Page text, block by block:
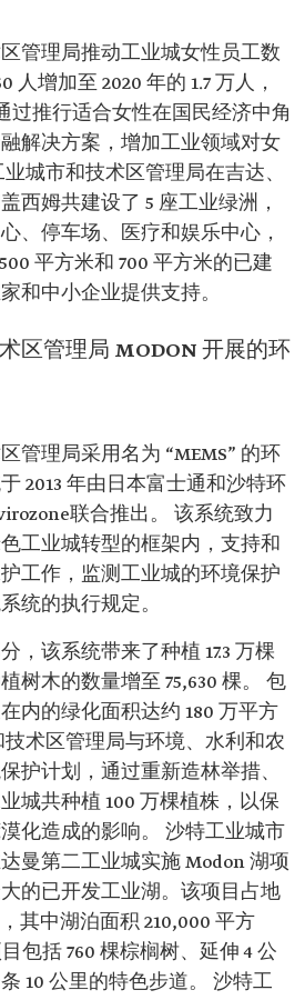
管理局推动工业城女性员工数
人增加至 2020 年的 1.7 万人，
过推行适合女性在国民经济中角
解决方案，增加工业领域对女
城市和技术区管理局在吉达、
西姆共建设了 5 座工业绿洲，
、停车场、医疗和娱乐中心，
平方米和 700 平方米的已建
和中小企业提供支持。
区管理局 MODON 开展的环
管理局采用名为 “MEMS” 的环
2013 年由日本富士通和沙特环
联合推出。 该系统致力
工业城转型的框架内，支持和
工作，监测工业城的环境保护
统的执行规定。
，该系统带来了种植 17.3 万棵
树木的数量增至 75,630 棵。 包
内的绿化面积达约 180 万平方
术区管理局与环境、水利和农
护计划，通过重新造林举措、
城共种植 100 万棵植株，以保
化造成的影响。 沙特工业城市
曼第二工业城实施 Modon 湖项
的已开发工业湖。该项目占地
其中湖泊面积 210,000 平方
包括 760 棵棕榈树、延伸 4 公
10 公里的特色步道。 沙特工